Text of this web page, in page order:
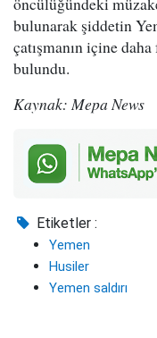
bulunarak şiddetin
çatışmanın içine
bulundu.
Kaynak: Mepa News
Etiketler :
Yemen
Husiler
Yemen saldırı